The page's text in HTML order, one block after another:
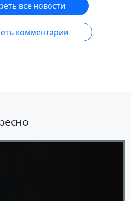
все новости
комментарии